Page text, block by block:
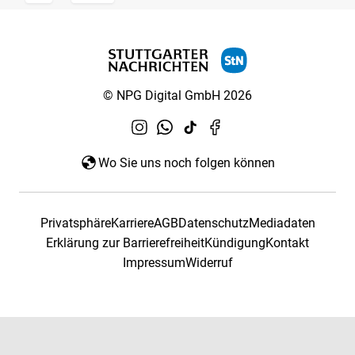
© NPG Digital GmbH 2026
Wo Sie uns noch folgen können
PrivatsphäreKarriereAGBDatenschutzMediadaten
Erklärung zur BarrierefreiheitKündigungKontakt
ImpressumWiderruf